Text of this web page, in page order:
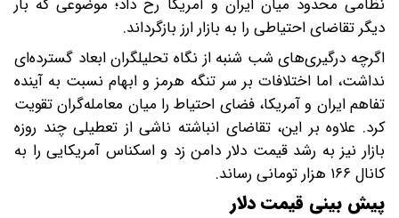
دیگر تقاضای احتیاطی را به بازار ارز بازگرداند.
اگرچه درگیری‌های شب شنبه از نگاه تحلیلگران ابعاد گسترده‌ای
نداشت، اما اختلافات بر سر تنگه هرمز و ابهام نسبت به آینده
تفاهم ایران و آمریکا، فضای احتیاط را میان معامله‌گران تقویت
کرد. علاوه بر این، تقاضای انباشته ناشی از تعطیلی چند روزه
بازار نیز به رشد قیمت دلار دامن زد و اسکناس آمریکایی را به
کانال ۱۶۶ هزار تومانی رساند.
پیش‌ بینی قیمت دلار